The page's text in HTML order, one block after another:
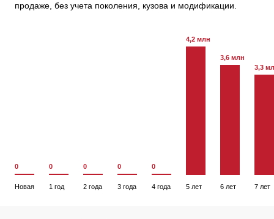
продаже, без учета поколения, кузова и модификации.
0
Новая
0
1 год
0
2 года
0
3 года
0
4 года
4,2 млн
5 лет
3,6 млн
6 лет
3,3
7 лет